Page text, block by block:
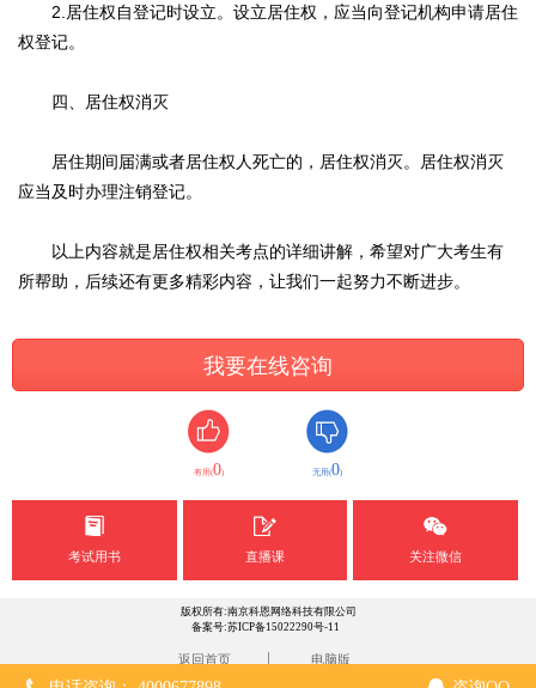
2.居住权自登记时设立。设立居住权，应当向登记机构申请居住
权登记。
四、居住权消灭
居住期间届满或者居住权人死亡的，居住权消灭。居住权消灭
应当及时办理注销登记。
以上内容就是居住权相关考点的详细讲解，希望对广大考生有
所帮助，后续还有更多精彩内容，让我们一起努力不断进步。
我要在线咨询
有用(0) 无用(0)
考试用书 直播课 关注微信
版权所有:南京科恩网络科技有限公司
备案号:苏ICP备15022290号-11
返回首页 电脑版